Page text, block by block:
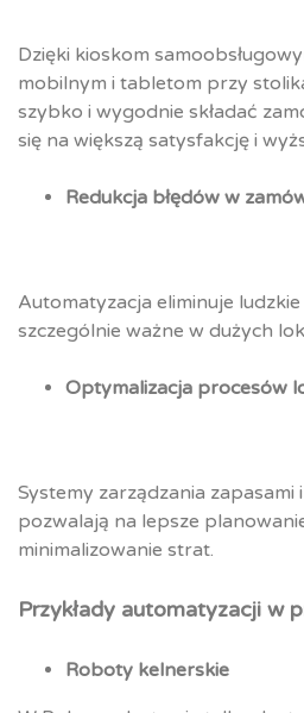
Dzięki kioskom
mobilnym i tabletom przy
szybko i wygodnie składać
się na większą satysfakcję i
Redukcja błędów w
Automatyzacja eliminuje
szczególnie ważne w dużych
Optymalizacja procesów
Systemy zarządzania zapasami
pozwalają na lepsze
minimalizowanie strat.
Przykłady automatyzacji w
Roboty kelnerskie